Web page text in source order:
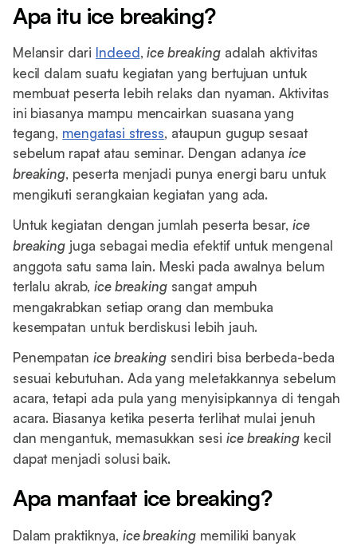
Apa itu ice breaking?
Melansir dari Indeed,ice breakingadalah aktivitas
kecil dalam suatu kegiatan yang bertujuan untuk
membuat peserta lebih relaks dan nyaman. Aktivitas
ini biasanya mampu mencairkan suasana yang
tegang, mengatasi stress, ataupun gugup sesaat
sebelum rapat atau seminar. Dengan adanyaice
breaking, peserta menjadi punya energi baru untuk
mengikuti serangkaian kegiatan yang ada.
Untuk kegiatan dengan jumlah peserta besar,ice
breaking juga sebagai media efektif untuk mengenal
anggota satu sama lain. Meski pada awalnya belum
terlalu akrab, ice breaking sangat ampuh
mengakrabkan setiap orang dan membuka
kesempatan untuk berdiskusi lebih jauh.
Penempatanice breaking sendiri bisa berbeda-beda
sesuai kebutuhan. Ada yang meletakkannya sebelum
acara, tetapi ada pula yang menyisipkannya di tengah
acara. Biasanya ketika peserta terlihat mulai jenuh
dan mengantuk, memasukkan sesi ice breaking kecil
dapat menjadi solusi baik.
Apa manfaat ice breaking?
Dalam praktiknya, ice breakingmemiliki banyak